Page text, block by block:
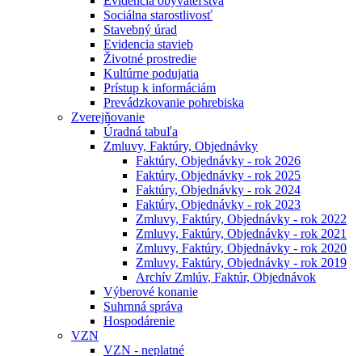
Sociálna starostlivosť
Stavebný úrad
Evidencia stavieb
Životné prostredie
Kultúrne podujatia
Prístup k informáciám
Prevádzkovanie pohrebiska
Zverejňovanie
Úradná tabuľa
Zmluvy, Faktúry, Objednávky
Faktúry, Objednávky - rok 2026
Faktúry, Objednávky - rok 2025
Faktúry, Objednávky - rok 2024
Faktúry, Objednávky - rok 2023
Zmluvy, Faktúry, Objednávky - rok 2022
Zmluvy, Faktúry, Objednávky - rok 2021
Zmluvy, Faktúry, Objednávky - rok 2020
Zmluvy, Faktúry, Objednávky - rok 2019
Archív Zmlúv, Faktúr, Objednávok
Výberové konanie
Suhrnná správa
Hospodárenie
VZN
VZN - neplatné